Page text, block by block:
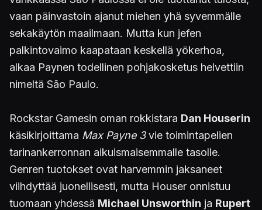
vaan päinvastoin ajanut miehen yhä syvemmälle
sekakäytön maailmaan. Mutta kun jefen
palkintovaimo kaapataan keskellä yökerhoa,
alkaa Paynen todellinen pohjakosketus helvettiin
nimeltä São Paulo.
Rockstar Gamesin oman rokkistara Dan Houserin
käsikirjoittama Max Payne 3vie toimintapelien
tarinankerronnan aikuismaisemmalle tasolle.
Genren tuotokset ovat harvemmin jaksaneet
viihdyttää juonellisesti, mutta Houser onnistuu
tuomaan yhdessä Michael Unsworthin ja Rupert